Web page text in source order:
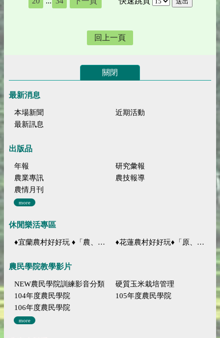
回上一頁
關閉
最新消息
本場新聞
近期活動
最新訊息
出版品
年報
研究彙報
農業專訊
農技報導
農情月刊
more
休閒樂活專區
♦宜蘭農村好好玩 ♦「農、藝、山、水」四條遊程推薦 ♦花蓮農村好好玩♦「原、生、慢、活」四條遊程推薦
農民學院教學影片
NEW農民學院訓練影音分類
硬質玉米栽培管理
104年度農民學院
105年度農民學院
106年度農民學院
more